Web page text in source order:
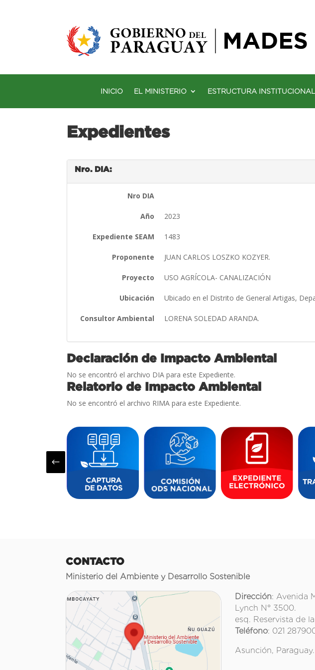
INICIO EL MINISTERIO ESTRUCTURA INSTITUCIONAL
Expedientes
Nro. DIA:
Nro DIA
Año 2023
Expediente SEAM 1483
Proponente JUAN CARLOS LOSZKO KOZYER.
Proyecto USO AGRÍCOLA- CANALIZACIÓN
Ubicación Ubicado en el Distrito de General Artigas,
Consultor Ambiental LORENA SOLEDAD ARANDA.
Declaración de Impacto Ambiental
No se encontró el archivo DIA para este Expediente.
Relatorio de Impacto Ambiental
No se encontró el archivo RIMA para este Expediente.
#
CONTACTO
Ministerio del Ambiente y Desarrollo Sostenible
Dirección: Avenida
Lynch N° 3500.
esq. Reservista de
Teléfono: 021
Asunción, Paraguay.